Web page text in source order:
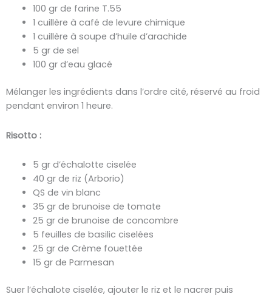
100 gr de farine T.55
1 cuillère à café de levure chimique
1 cuillère à soupe d’huile d’arachide
5 gr de sel
100 gr d’eau glacé
Mélanger les ingrédients dans l’ordre cité, réservé au froid
pendant environ 1 heure.
Risotto :
5 gr d’échalotte ciselée
40 gr de riz (Arborio)
QS de vin blanc
35 gr de brunoise de tomate
25 gr de brunoise de concombre
5 feuilles de basilic ciselées
25 gr de Crème fouettée
15 gr de Parmesan
Suer l’échalote ciselée, ajouter le riz et le nacrer puis